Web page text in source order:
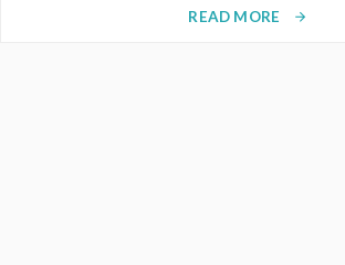
READ MORE arrow_forward